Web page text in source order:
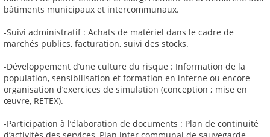
bâtiments municipaux et intercommunaux.
-Suivi administratif : Achats de matériel dans le cadre de
marchés publics, facturation, suivi des stocks.
-Développement d’une culture du risque : Information de la
population, sensibilisation et formation en interne ou encore
organisation d’exercices de simulation (conception ; mise en
œuvre, RETEX).
-Participation à l’élaboration de documents : Plan de continuité